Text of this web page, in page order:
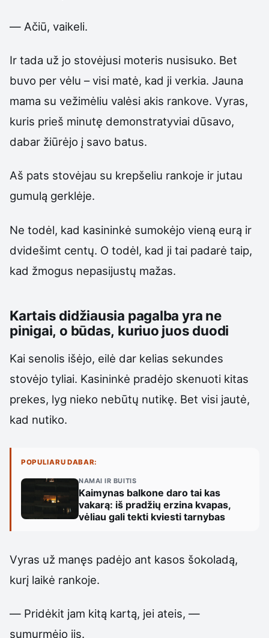
— Ačiū, vaikeli.
Ir tada už jo stovėjusi moteris nusisuko. Bet
buvo per vėlu – visi matė, kad ji verkia. Jauna
mama su vežimėliu valėsi akis rankove. Vyras,
kuris prieš minutę demonstratyviai dūsavo,
dabar žiūrėjo į savo batus.
Aš pats stovėjau su krepšeliu rankoje ir jutau
gumulą gerklėje.
Ne todėl, kad kasininkė sumokėjo vieną eurą ir
dvidešimt centų. O todėl, kad ji tai padarė taip,
kad žmogus nepasijustų mažas.
Kartais didžiausia pagalba yra ne
pinigai, o būdas, kuriuo juos duodi
Kai senolis išėjo, eilė dar kelias sekundes
stovėjo tyliai. Kasininkė pradėjo skenuoti kitas
prekes, lyg nieko nebūtų nutikę. Bet visi jautė,
kad nutiko.
POPULIARU DABAR:
NAMAI IR BUITIS
Kaimynas balkone daro tai kas
vakarą: iš pradžių erzina kvapas,
vėliau gali tekti kviesti tarnybas
Vyras už manęs padėjo ant kasos šokoladą,
kurį laikė rankoje.
— Pridėkit jam kitą kartą, jei ateis, —
sumurmėjo jis.